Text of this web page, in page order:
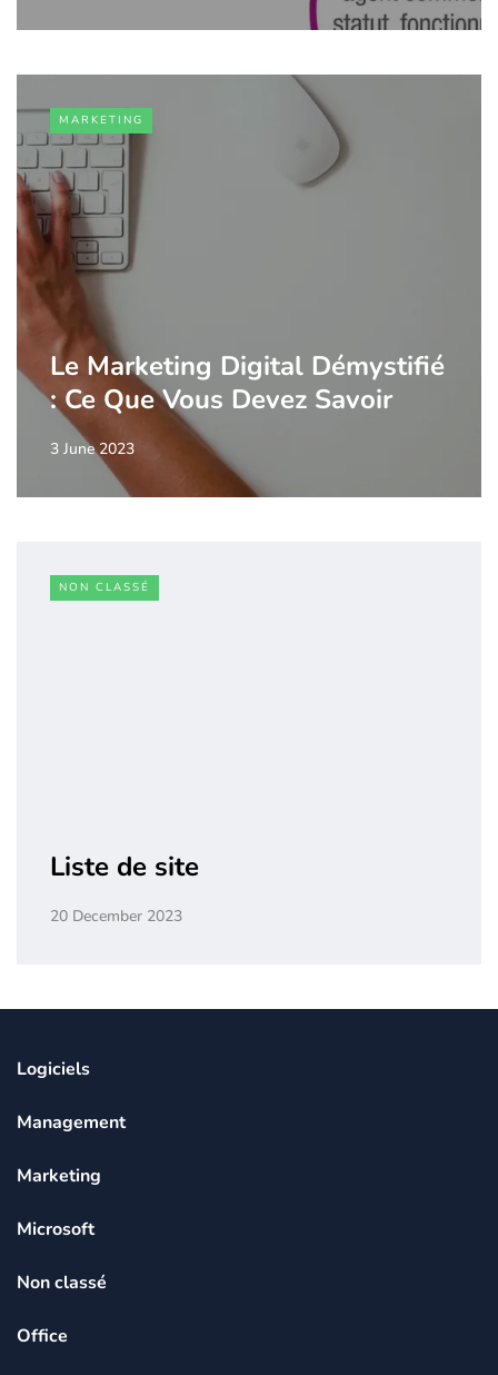
MARKETING
Le Marketing Digital Démystifié
: Ce Que Vous Devez Savoir
3 June 2023
NON CLASSÉ
Liste de site
20 December 2023
Logiciels
Management
Marketing
Microsoft
Non classé
Office